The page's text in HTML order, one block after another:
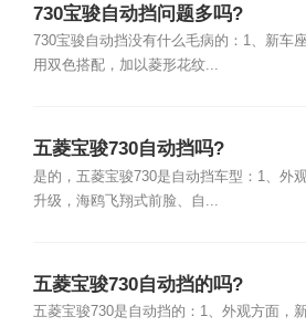
730宝骏自动挡问题多吗?
730宝骏自动挡没有什么毛病的：1、新车
用双色搭配，加以菱形花纹...
五菱宝骏730自动挡吗?
是的，五菱宝骏730是自动挡车型：1、外
升级，海鸥飞翔式前脸、自...
五菱宝骏730自动挡的吗?
五菱宝骏730是自动挡的：1、外观方面，